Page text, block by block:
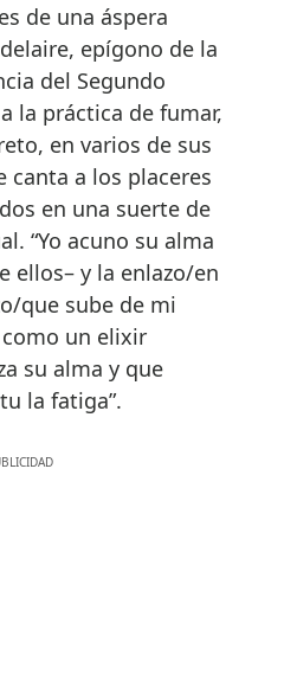
de una áspera
epígono de la
del Segundo
la práctica de fumar,
en varios de sus
canta a los placeres
en una suerte de
“Yo acuno su alma
ellos– y la enlazo/en
que sube de mi
un elixir
su alma y que
la fatiga”.